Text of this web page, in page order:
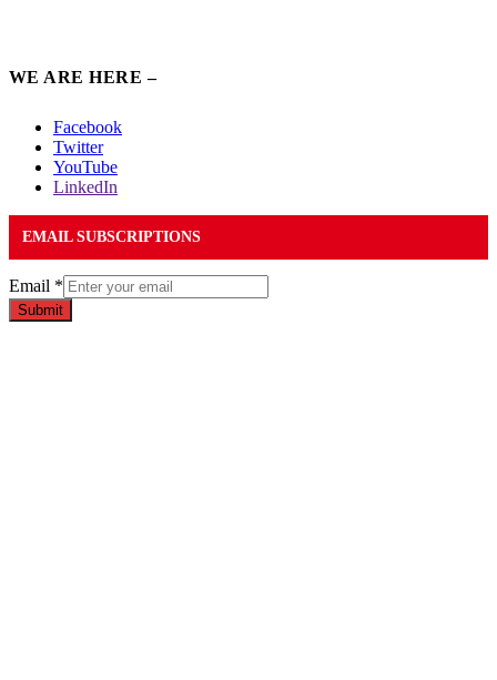
WE ARE HERE –
Facebook
Twitter
YouTube
LinkedIn
EMAIL SUBSCRIPTIONS
Email *
Submit